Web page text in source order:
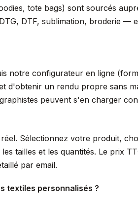
tote bags) sont sourcés
DTF, sublimation, broderie —
notre configurateur en ligne
d'obtenir un rendu propre sans
peuvent s'en charger
Sélectionnez votre produit,
tailles et les quantités. Le prix
par email.
textiles personnalisés ?